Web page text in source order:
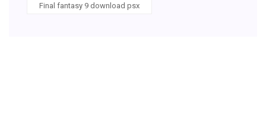
Final fantasy 9 download psx